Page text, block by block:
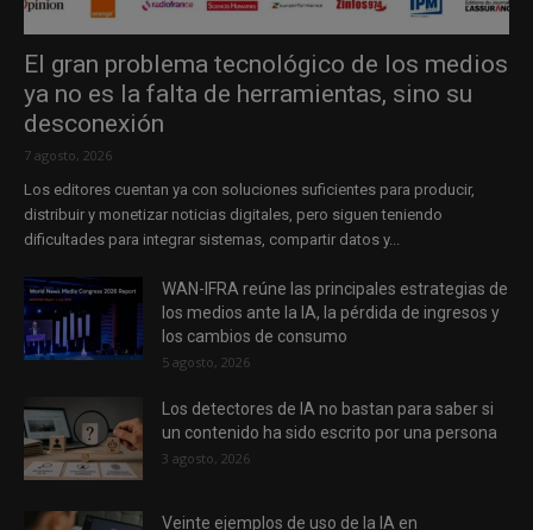
El gran problema tecnológico de los medios
ya no es la falta de herramientas, sino su
desconexión
7 agosto, 2026
Los editores cuentan ya con soluciones suficientes para producir,
distribuir y monetizar noticias digitales, pero siguen teniendo
dificultades para integrar sistemas, compartir datos y...
WAN-IFRA reúne las principales estrategias de
los medios ante la IA, la pérdida de ingresos y
los cambios de consumo
5 agosto, 2026
Los detectores de IA no bastan para saber si
un contenido ha sido escrito por una persona
3 agosto, 2026
Veinte ejemplos de uso de la IA en